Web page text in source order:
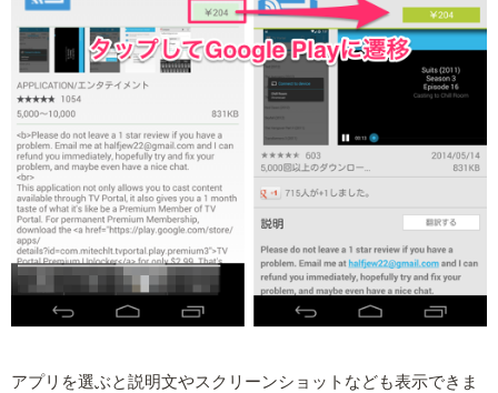
アプリを選ぶと説明文やスクリーンショットなども表示できま